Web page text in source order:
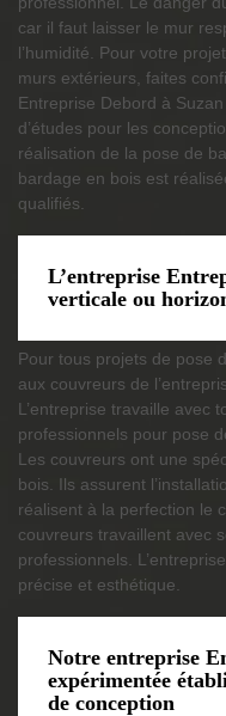
car il faut laisser le mur
l’humidité. Pour votre
murs extérieurs, faites
Entreprise Debord à
d’études pour les
réalisation de la pose de
bardage en bois est
qualifiés.
L’entreprise
verticale ou
Pour tous projets de pose
aux couvreurs de
L’entreprise travaille avec
professionnels pour pose
Les couvreurs ont une
bois. Ils assurent
réalisent à la perfection le
couvreurs travaillent avec
professionnels.
précise et esthétique.
Notre entreprise
expérimentée
de conception